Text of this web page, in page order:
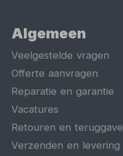
Algemeen
Veelgestelde vragen
Offerte aanvragen
Reparatie en garantie
Vacatures
Retouren en teruggave
Verzenden en levering